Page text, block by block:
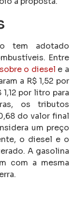
tem adotado
Entre
o diesel e a
a R$ 1,52 por
por litro para
os tributos
do valor final
um preço
o diesel e o
A gasolina
com a mesma